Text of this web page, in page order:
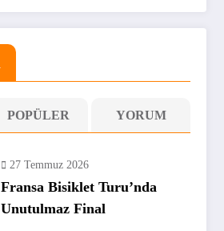
POPÜLER YORUM
27 Temmuz 2026
Fransa Bisiklet Turu’nda
Unutulmaz Final